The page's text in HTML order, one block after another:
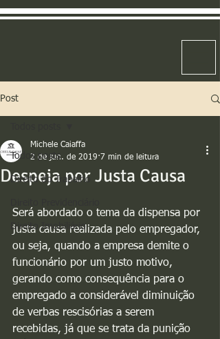
Post
Todos posts
Direito do Trabalho
Direito Imobiliário
Despeja por Justa Causa
Michele Caiaffa
2 de jun. de 2019 7 min de leitura
Será abordado o tema da dispensa por
justa causa realizada pelo empregador,
ou seja, quando a empresa demite o
funcionário por um justo motivo,
gerando como consequência para o
empregado a considerável diminuição
de verbas rescisórias a serem
recebidas, já que se trata da punição